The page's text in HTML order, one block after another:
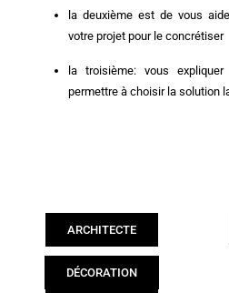
la deuxième est de vous
votre projet pour le concrétiser
la troisième: vous
permettre à choisir la solution
ARCHITECTE
DÉCORATION